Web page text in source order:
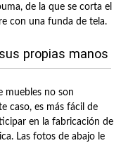
de la que se corta el
con una funda de tela.
propias manos
muebles no son
caso, es más fácil de
en la fabricación de
Las fotos de abajo le